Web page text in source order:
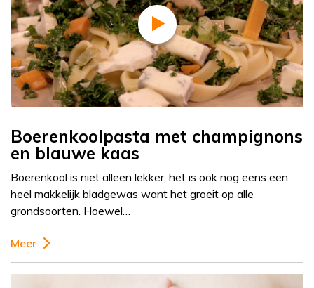
Boerenkoolpasta met champignons
en blauwe kaas
Boerenkool is niet alleen lekker, het is ook nog eens een
heel makkelijk bladgewas want het groeit op alle
grondsoorten. Hoewel…
Meer